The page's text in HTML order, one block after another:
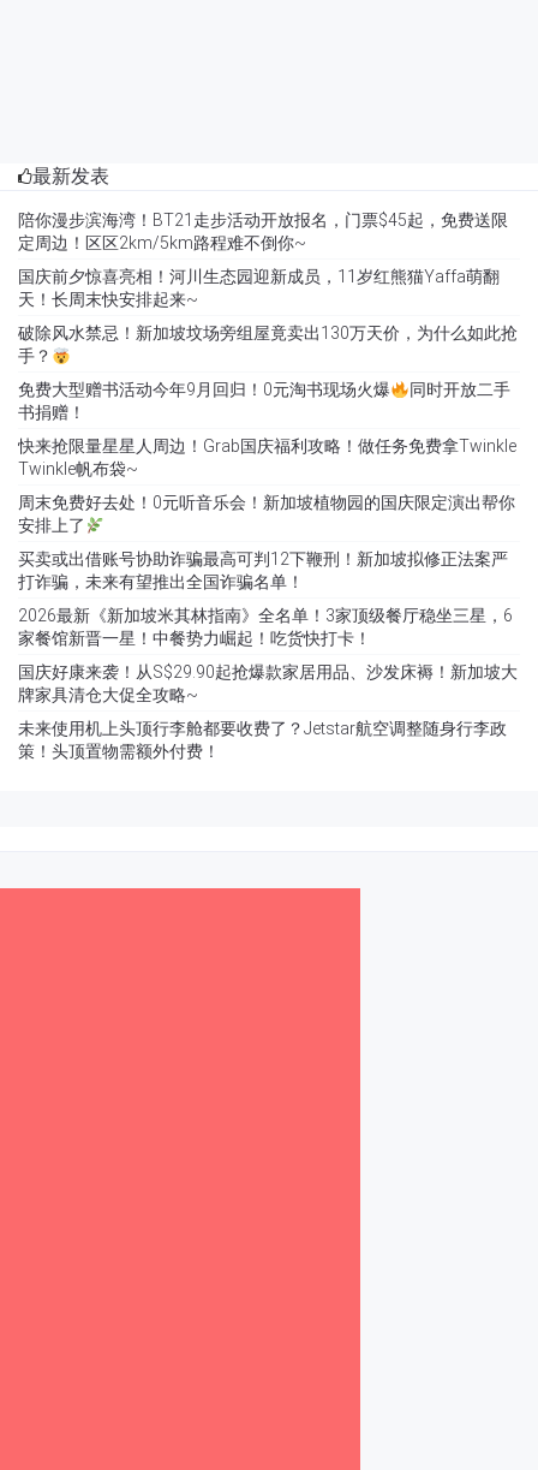
最新发表
陪你漫步滨海湾！BT21走步活动开放报名，门票$45起，免费送限
定周边！区区2km/5km路程难不倒你~
国庆前夕惊喜亮相！河川生态园迎新成员，11岁红熊猫Yaffa萌翻
天！长周末快安排起来~
破除风水禁忌！新加坡坟场旁组屋竟卖出130万天价，为什么如此抢
手？
免费大型赠书活动今年9月回归！0元淘书现场火爆
同时开放二手
书捐赠！
快来抢限量星星人周边！Grab国庆福利攻略！做任务免费拿Twinkle
Twinkle帆布袋~
周末免费好去处！0元听音乐会！新加坡植物园的国庆限定演出帮你
安排上了
买卖或出借账号协助诈骗最高可判12下鞭刑！新加坡拟修正法案严
打诈骗，未来有望推出全国诈骗名单！
2026最新《新加坡米其林指南》全名单！3家顶级餐厅稳坐三星，6
家餐馆新晋一星！中餐势力崛起！吃货快打卡！
国庆好康来袭！从S$29.90起抢爆款家居用品、沙发床褥！新加坡大
牌家具清仓大促全攻略~
未来使用机上头顶行李舱都要收费了？Jetstar航空调整随身行李政
策！头顶置物需额外付费！